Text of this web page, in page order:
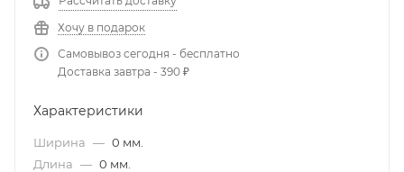
Хочу в подарок
Самовывоз сегодня - бесплатно
Доставка завтра - 390 ₽
Характеристики
Ширина — 0 мм.
Длина — 0 мм.